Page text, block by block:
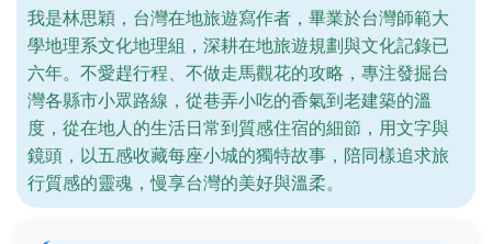
我是林思穎，台灣在地旅遊寫作者，畢業於台灣師範大
學地理系文化地理組，深耕在地旅遊規劃與文化記錄已
六年。不愛趕行程、不做走馬觀花的攻略，專注發掘台
灣各縣市小眾路線，從巷弄小吃的香氣到老建築的溫
度，從在地人的生活日常到質感住宿的細節，用文字與
鏡頭，以五感收藏每座小城的獨特故事，陪同樣追求旅
行質感的靈魂，慢享台灣的美好與溫柔。